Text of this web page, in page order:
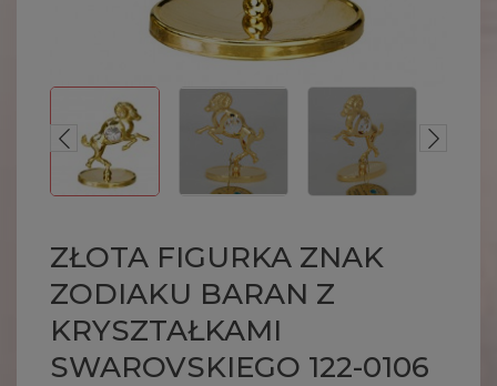
ZŁOTA FIGURKA ZNAK
ZODIAKU BARAN Z
KRYSZTAŁKAMI
SWAROVSKIEGO 122-0106